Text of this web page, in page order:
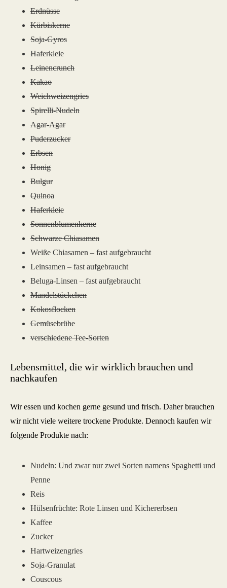
Erdnüsse
Kürbiskerne
Soja-Gyros
Haferkleie
Leinencrunch
Kakao
Weichweizengries
Spirelli-Nudeln
Agar-Agar
Puderzucker
Erbsen
Honig
Bulgur
Quinoa
Haferkleie
Sonnenblumenkerne
Schwarze Chiasamen
Weiße Chiasamen – fast aufgebraucht
Leinsamen – fast aufgebraucht
Beluga-Linsen – fast aufgebraucht
Mandelstückchen
Kokosflocken
Gemüsebrühe
verschiedene Tee-Sorten
Lebensmittel, die wir wirklich brauchen und
nachkaufen
Wir essen und kochen gerne gesund und frisch. Daher brauchen
wir nicht viele weitere trockene Produkte. Dennoch kaufen wir
folgende Produkte nach:
Nudeln: Und zwar nur zwei Sorten namens Spaghetti und
Penne
Reis
Hülsenfrüchte: Rote Linsen und Kichererbsen
Kaffee
Zucker
Hartweizengries
Soja-Granulat
Couscous